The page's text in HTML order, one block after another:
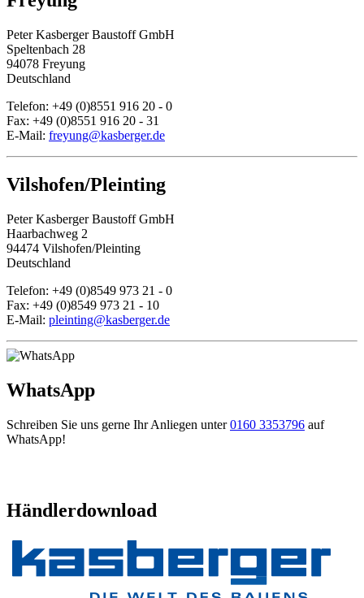
Peter Kasberger Baustoff GmbH
Speltenbach 28
94078 Freyung
Deutschland
Telefon: +49 (0)8551 916 20 - 0
Fax: +49 (0)8551 916 20 - 31
E-Mail: freyung@kasberger.de
Vilshofen/Pleinting
Peter Kasberger Baustoff GmbH
Haarbachweg 2
94474 Vilshofen/Pleinting
Deutschland
Telefon: +49 (0)8549 973 21 - 0
Fax: +49 (0)8549 973 21 - 10
E-Mail: pleinting@kasberger.de
WhatsApp
Schreiben Sie uns gerne Ihr Anliegen unter0160 3353796 auf
WhatsApp!
Händlerdownload